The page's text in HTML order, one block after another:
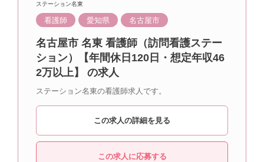
ステーション名東
看護師 愛知県 名古屋市
名古屋市 名東 看護師（訪問看護ステー
ション）【年間休日120日・想定年収46
2万以上】 の求人
ステーション名東の看護師求人です。
この求人の詳細を見る
この求人に応募する